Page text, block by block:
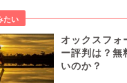
オックスフォ
ー評判は？無
いのか？